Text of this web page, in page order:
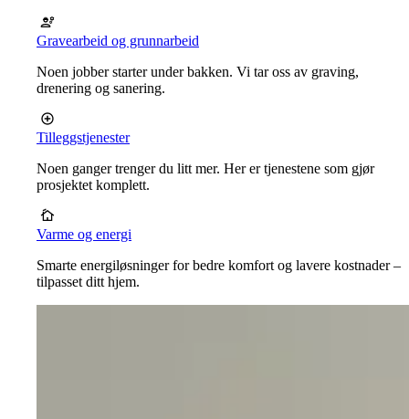
Gravearbeid og grunnarbeid
Noen jobber starter under bakken. Vi tar oss av graving,
drenering og sanering.
Tilleggstjenester
Noen ganger trenger du litt mer. Her er tjenestene som gjør
prosjektet komplett.
Varme og energi
Smarte energiløsninger for bedre komfort og lavere kostnader –
tilpasset ditt hjem.